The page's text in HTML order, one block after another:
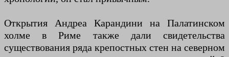
Открытия Андреа Карандини на Палатинском
холме в Риме также дали свидетельства
существования ряда крепостных стен на северном